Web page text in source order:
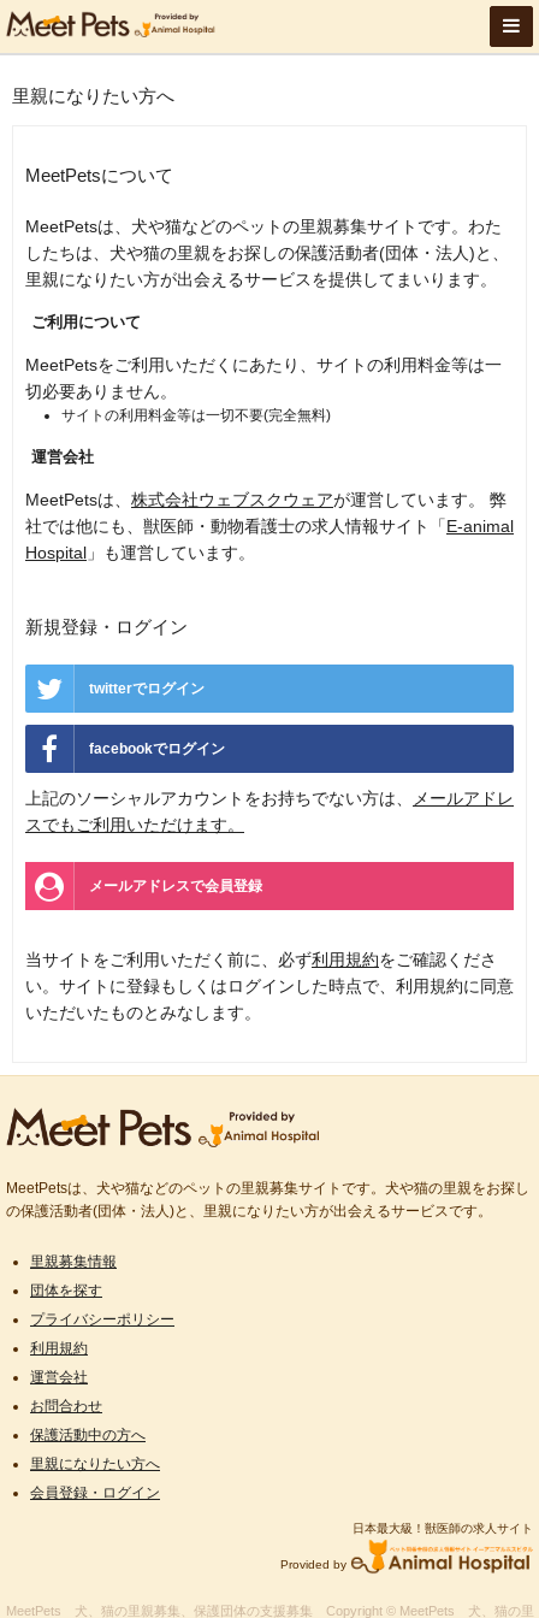
里親になりたい方へ
MeetPetsについて
MeetPetsは、犬や猫などのペットの里親募集サイトです。わた
したちは、犬や猫の里親をお探しの保護活動者(団体・法人)と、
里親になりたい方が出会えるサービスを提供してまいります。
ご利用について
MeetPetsをご利用いただくにあたり、サイトの利用料金等は一
切必要ありません。
サイトの利用料金等は一切不要(完全無料)
運営会社
MeetPetsは、 株式会社ウェブスクウェアが運営しています。 弊
社では他にも、獣医師・動物看護士の求人情報サイト「E-animal
Hospital 」も運営しています。
新規登録・ログイン
twitterでログイン
facebookでログイン
上記のソーシャルアカウントをお持ちでない方は、
メールアドレ
スでもご利用いただけます。
メールアドレスで会員登録
当サイトをご利用いただく前に、必ず利用規約をご確認くださ
い。サイトに登録もしくはログインした時点で、利用規約に同意
いただいたものとみなします。
MeetPetsは、犬や猫などのペットの里親募集サイトです。犬や猫の里親をお探し
の保護活動者(団体・法人)と、里親になりたい方が出会えるサービスです。
里親募集情報
団体を探す
プライバシーポリシー
利用規約
運営会社
お問合わせ
保護活動中の方へ
里親になりたい方へ
会員登録・ログイン
日本最大級！獣医師の求人サイト
Provided by
MeetPets 犬、猫の里親募集、保護団体の支援募集 Copyright © MeetPets 犬、猫の里